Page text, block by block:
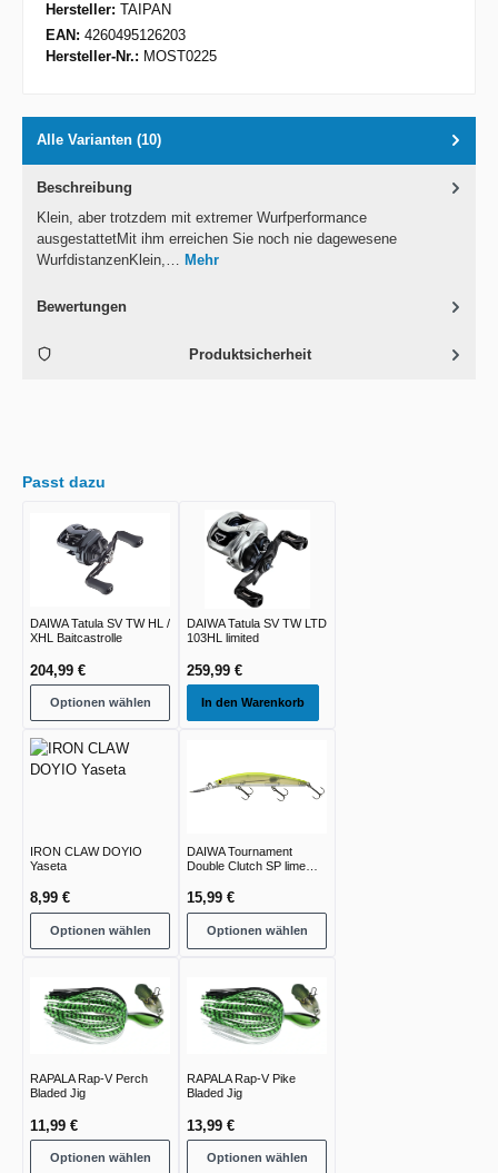
Hersteller: TAIPAN
EAN: 4260495126203
Hersteller-Nr.: MOST0225
Alle Varianten (10)
Beschreibung
Klein, aber trotzdem mit extremer Wurfperformance
ausgestattetMit ihm erreichen Sie noch nie dagewesene
WurfdistanzenKlein,… Mehr
Bewertungen
Produktsicherheit
Passt dazu
DAIWA Tatula SV TW HL /
XHL Baitcastrolle
204,99 €
Optionen wählen
DAIWA Tatula SV TW LTD
103HL limited
259,99 €
In den Warenkorb
IRON CLAW DOYIO
Yaseta
8,99 €
Optionen wählen
DAIWA Tournament
Double Clutch SP lime
15,99 €
Optionen wählen
RAPALA Rap-V Perch
Bladed Jig
11,99 €
Optionen wählen
RAPALA Rap-V Pike
Bladed Jig
13,99 €
Optionen wählen